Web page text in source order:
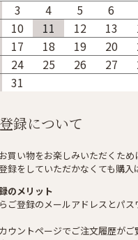
3 4 5 6
10 11 12 13
17 18 19 20
24 25 26 27
31
録について
買い物をお楽しみいただくた
録をしていただかなくても購入
のメリット
ご登録のメールアドレスとパ
ウントページでご注文履歴がご